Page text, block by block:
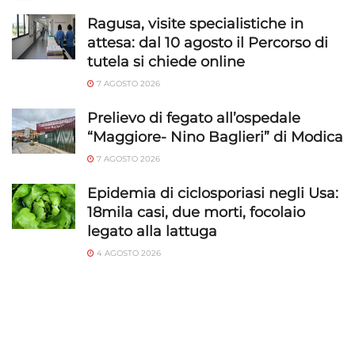
Ragusa, visite specialistiche in
attesa: dal 10 agosto il Percorso di
tutela si chiede online
7 AGOSTO 2026
Prelievo di fegato all’ospedale
“Maggiore- Nino Baglieri” di Modica
7 AGOSTO 2026
Epidemia di ciclosporiasi negli Usa:
18mila casi, due morti, focolaio
legato alla lattuga
4 AGOSTO 2026